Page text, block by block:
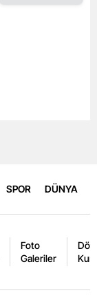
SPOR DÜNYA
Foto
Galeriler